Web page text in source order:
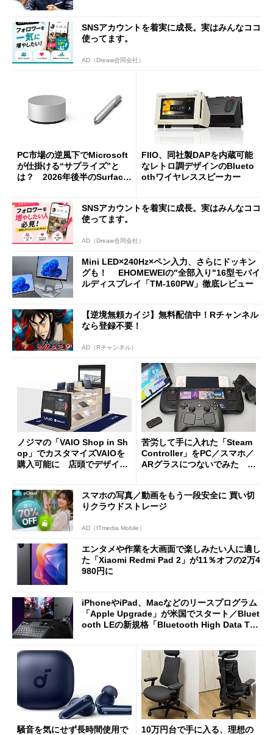
SNSアカウントを着実に成長。実はみんなココ
使ってます。
AD（Dreaw合同会社）
PC市場の逆風下でMicrosoft
が仕掛ける“サプライズ”と
は？ 2026年後半のSurface
FIIO、同社製DAPを内蔵可能
なレトロ調デザインのBlueto
othワイヤレススピーカー
SNSアカウントを着実に成長。実はみんなココ
使ってます。
AD（Dreaw合同会社）
Mini LED×240Hz×ペン入力、さらにドッキン
グも！ EHOMEWEIの"全部入り"16型モバイ
ルディスプレイ「TM-160PW」徹底レビュー
【逆境無頼カイジ】無料配信中！Rチャンネル
なら登録不要！
AD（Rチャンネル）
ノジマの「VAIO Shop in Sh
op」でカスタマイズVAIOを
購入可能に 店頭でデザイン
苦労して手に入れた「Steam
Controller」をPC／スマホ／
ARグラスにつないでみた ゲ
スマホの写真／動画をもう一段安全に 買い切
りクラウドストレージ
AD（ITmedia Mobile）
エンタメや作業を大画面で楽しみたい人に適し
た「Xiaomi Redmi Pad 2」が11％オフの2万4
980円に
iPhoneやiPad、Macなどのリースプログラム
「Apple Upgrade」が米国でスタート／Bluet
ooth LEの新規格「Bluetooth High Data Thr
騒音を気にせず長時間使用で
10万円台で手に入る、理想の